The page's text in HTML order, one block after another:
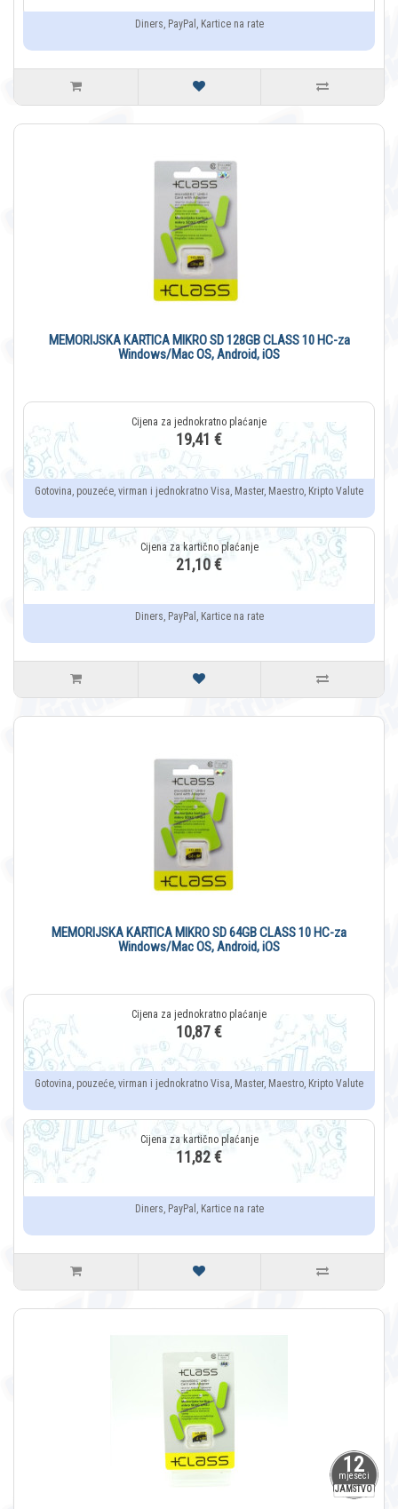
Diners, PayPal, Kartice na rate
MEMORIJSKA KARTICA MIKRO SD 128GB CLASS 10 HC-za
Windows/Mac OS, Android, iOS
19,41 €
Gotovina, pouzeće, virman i jednokratno Visa, Master, Maestro, Kripto Valute
21,10 €
Diners, PayPal, Kartice na rate
MEMORIJSKA KARTICA MIKRO SD 64GB CLASS 10 HC-za
Windows/Mac OS, Android, iOS
10,87 €
Gotovina, pouzeće, virman i jednokratno Visa, Master, Maestro, Kripto Valute
11,82 €
Diners, PayPal, Kartice na rate
12
mjeseci
JAMSTVO